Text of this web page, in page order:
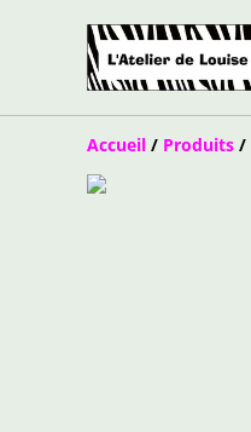
Accueil / Produits /